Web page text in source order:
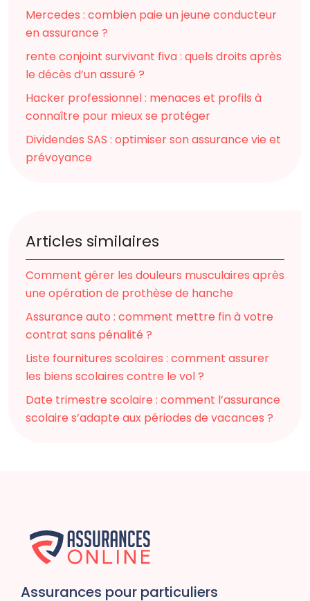
Mercedes : combien paie un jeune conducteur
en assurance ?
rente conjoint survivant fiva : quels droits après
le décès d’un assuré ?
Hacker professionnel : menaces et profils à
connaître pour mieux se protéger
Dividendes SAS : optimiser son assurance vie et
prévoyance
Articles similaires
Comment gérer les douleurs musculaires après
une opération de prothèse de hanche
Assurance auto : comment mettre fin à votre
contrat sans pénalité ?
Liste fournitures scolaires : comment assurer
les biens scolaires contre le vol ?
Date trimestre scolaire : comment l’assurance
scolaire s’adapte aux périodes de vacances ?
Assurances pour particuliers